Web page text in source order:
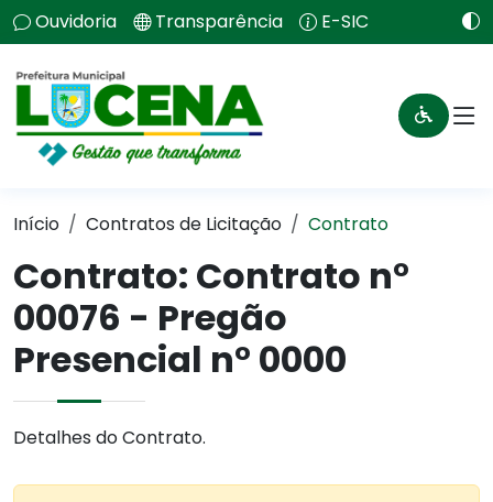
Ouvidoria Transparência E-SIC
Início Contratos de Licitação Contrato
Contrato: Contrato n°
00076 - Pregão
Presencial n° 0000
Detalhes do Contrato.